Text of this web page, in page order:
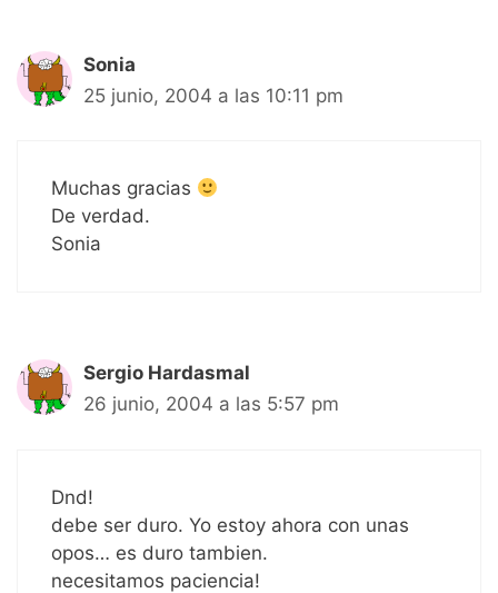
Sonia
25 junio, 2004 a las 10:11 pm
Muchas gracias
De verdad.
Sonia
Sergio Hardasmal
26 junio, 2004 a las 5:57 pm
Dnd!
debe ser duro. Yo estoy ahora con unas
opos… es duro tambien.
necesitamos paciencia!